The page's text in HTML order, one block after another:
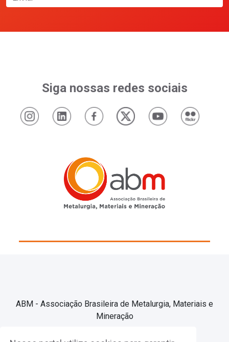
Siga nossas redes sociais
ABM - Associação Brasileira de Metalurgia, Materiais e
Mineração